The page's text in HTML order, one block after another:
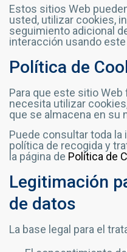
Estos sitios Web
usted, utilizar cookies,
seguimiento adicional
interacción usando
Política de
Para que este sitio
necesita utilizar
que se almacena en su
Puede consultar toda la
política de recogida y
la página de Política de
Legitimación
de datos
La base legal para el